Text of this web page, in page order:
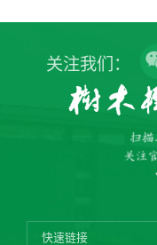
关注我们：
快速链接